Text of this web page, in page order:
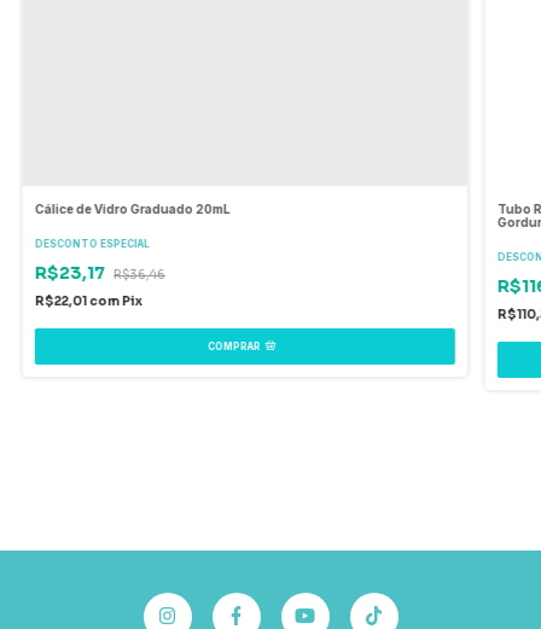
Cálice de Vidro Graduado 20mL
DESCONTO ESPECIAL
R$23,17 R$36,46
R$22,01comPix
Tubo